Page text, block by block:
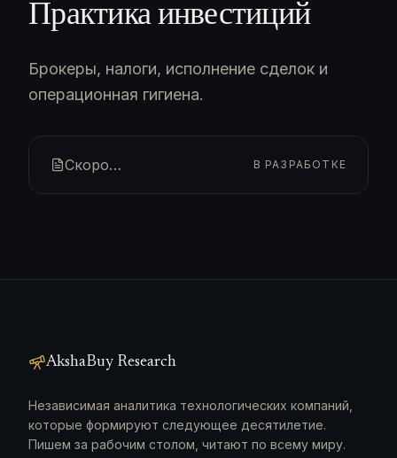
Практика инвестиций
Брокеры, налоги, исполнение сделок и
операционная гигиена.
Скоро… В РАЗРАБОТКЕ
AkshaBuy Research
Независимая аналитика технологических компаний,
которые формируют следующее десятилетие.
Пишем за рабочим столом, читают по всему миру.